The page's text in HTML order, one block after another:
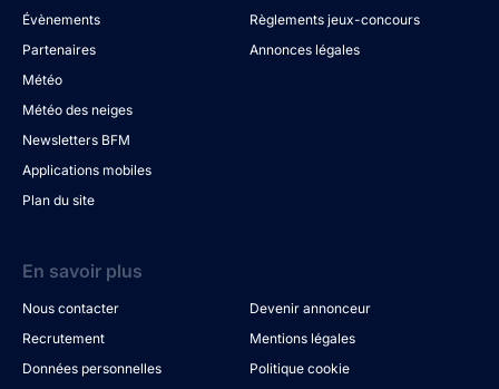
Évènements
Partenaires
Météo
Météo des neiges
Newsletters BFM
Applications mobiles
Plan du site
Règlements jeux-concours
Annonces légales
En savoir plus
Nous contacter
Devenir annonceur
Recrutement
Mentions légales
Données personnelles
Politique cookie